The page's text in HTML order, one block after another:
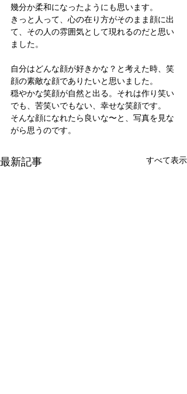
幾分か柔和になったようにも思います。
きっと人って、心の在り方がそのまま顔に出
て、その人の雰囲気として現れるのだと思い
ました。
自分はどんな顔が好きかな？と考えた時、笑
顔の素敵な顔でありたいと思いました。
穏やかな笑顔が自然と出る。それは作り笑い
でも、苦笑いでもない、幸せな笑顔です。
そんな顔になれたら良いな〜と、写真を見な
がら思うのです。
最新記事 すべて表示